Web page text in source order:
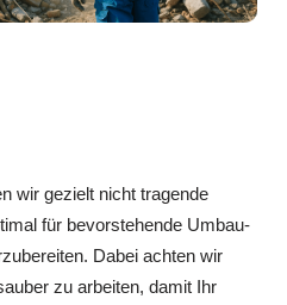
wir gezielt nicht tragende
für bevorstehende Umbau-
Dabei achten wir
zu arbeiten, damit Ihr